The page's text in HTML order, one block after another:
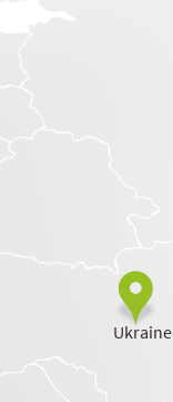
Ukraine